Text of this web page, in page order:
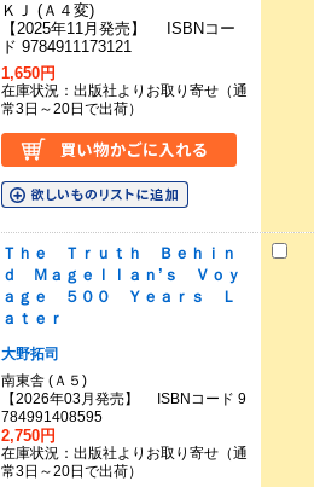
ＫＪ (Ａ４変)
【2025年11月発売】 ISBNコー
ド 9784911173121
1,650円
在庫状況：出版社よりお取り寄せ（通
常3日～20日で出荷）
Ｔｈｅ Ｔｒｕｔｈ Ｂｅｈｉｎ
ｄ Ｍａｇｅｌｌａｎ’ｓ Ｖｏｙ
ａｇｅ ５００ Ｙｅａｒｓ Ｌ
ａｔｅｒ
大野拓司
南東舎 (Ａ５)
【2026年03月発売】 ISBNコード 9
784991408595
2,750円
在庫状況：出版社よりお取り寄せ（通
常3日～20日で出荷）